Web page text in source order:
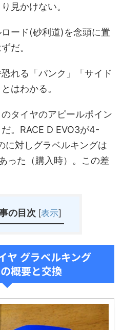
見かけない。
ード(砂利道)を念頭に置
だ。
れる「パンク」「サイド
はわかる。
タイヤのアピールポイン
。RACE D EVO3が4-
に対しグラベルキングは
った（購入時）。この差
の目次 [表示]
ヤ グラベルキング
概要と交換